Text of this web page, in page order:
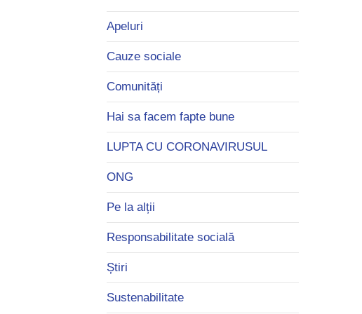
Apeluri
Cauze sociale
Comunități
Hai sa facem fapte bune
LUPTA CU CORONAVIRUSUL
ONG
Pe la alții
Responsabilitate socială
Știri
Sustenabilitate